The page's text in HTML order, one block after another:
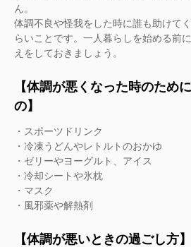
ん。
体調不良や怪我をした時に誰も助けて
らいことです。一人暮らしを始める前
えをしておきましょう。
【体調が悪くなった時のため
の】
・スポーツドリンク
・冷凍うどんやレトルトのおかゆ
・ゼリーやヨーグルト、アイス
・冷却シートや氷枕
・マスク
・風邪薬や解熱剤
【体調が悪いときの過ごし方】